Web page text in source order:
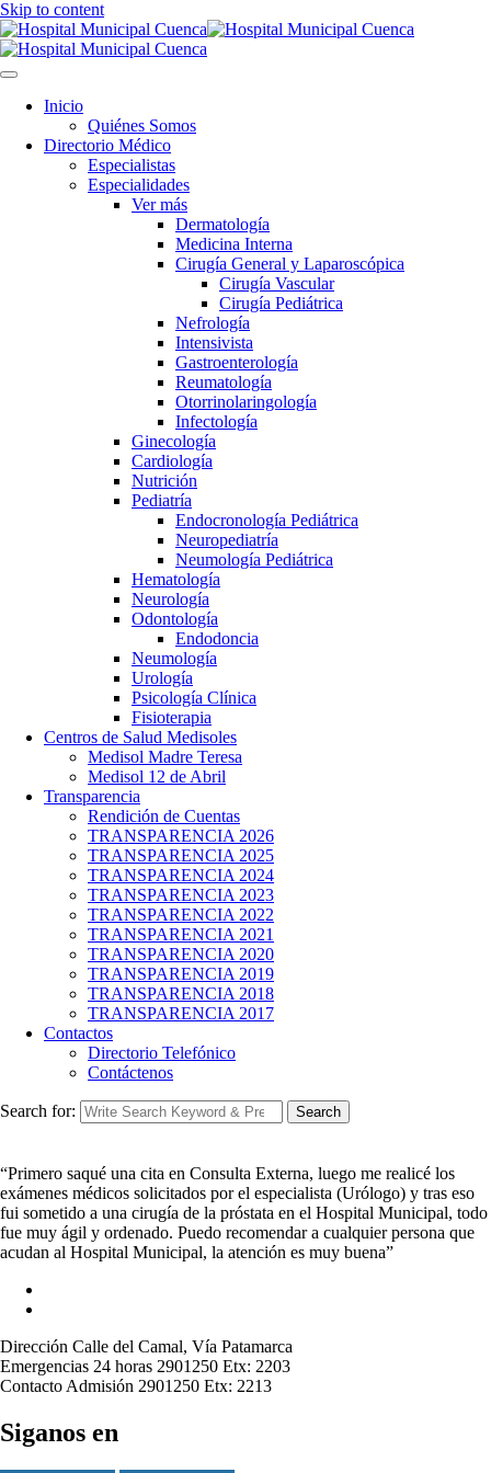
Skip to content
Inicio
Quiénes Somos
Directorio Médico
Especialistas
Especialidades
Ver más
Dermatología
Medicina Interna
Cirugía General y Laparoscópica
Cirugía Vascular
Cirugía Pediátrica
Nefrología
Intensivista
Gastroenterología
Reumatología
Otorrinolaringología
Infectología
Ginecología
Cardiología
Nutrición
Pediatría
Endocronología Pediátrica
Neuropediatría
Neumología Pediátrica
Hematología
Neurología
Odontología
Endodoncia
Neumología
Urología
Psicología Clínica
Fisioterapia
Centros de Salud Medisoles
Medisol Madre Teresa
Medisol 12 de Abril
Transparencia
Rendición de Cuentas
TRANSPARENCIA 2026
TRANSPARENCIA 2025
TRANSPARENCIA 2024
TRANSPARENCIA 2023
TRANSPARENCIA 2022
TRANSPARENCIA 2021
TRANSPARENCIA 2020
TRANSPARENCIA 2019
TRANSPARENCIA 2018
TRANSPARENCIA 2017
Contactos
Directorio Telefónico
Contáctenos
Search for: Search
“Primero saqué una cita en Consulta Externa, luego me realicé los
exámenes médicos solicitados por el especialista (Urólogo) y tras eso
fui sometido a una cirugía de la próstata en el Hospital Municipal, todo
fue muy ágil y ordenado. Puedo recomendar a cualquier persona que
acudan al Hospital Municipal, la atención es muy buena”
Dirección Calle del Camal, Vía Patamarca
Emergencias 24 horas 2901250 Etx: 2203
Contacto Admisión 2901250 Etx: 2213
Siganos en